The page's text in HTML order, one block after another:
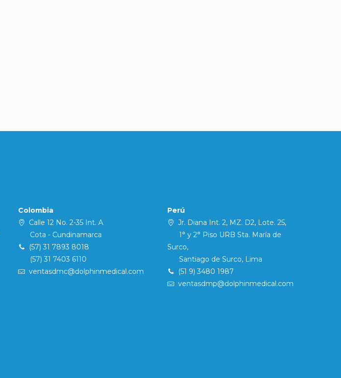
Colombia
Calle 12 No. 2-35 Int. A
Cota - Cundinamarca
(57) 31 7893 8018
(57) 31 7403 6110
ventasdmc@dolphinmedical.com
Perú
Jr. Diana Int. 2, MZ. D2, Lote. 25,
1° y 2° Piso URB Sta. María de
Surco,
Santiago de Surco, Lima
(51 9) 3480 1987
ventasdmp@dolphinmedical.com